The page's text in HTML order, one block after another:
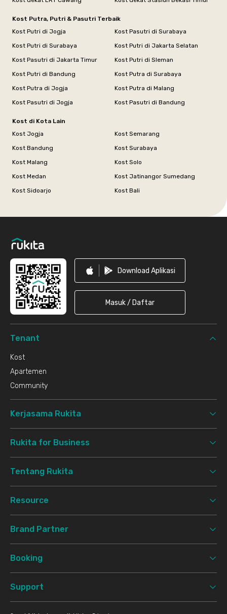
Kost Putra, Putri & Pasutri Terbaik
Kost Putri di Jogja
Kost Pasutri di Surabaya
Kost Putri di Surabaya
Kost Putri di Jakarta Selatan
Kost Pasutri di Jakarta Timur
Kost Putri di Sleman
Kost Putri di Bandung
Kost Putra di Surabaya
Kost Putra di Jogja
Kost Putra di Malang
Kost Pasutri di Jogja
Kost Pasutri di Bandung
Kost di Kota Lain
Kost Jogja
Kost Semarang
Kost Bandung
Kost Surabaya
Kost Malang
Kost Solo
Kost Medan
Kost Jatinangor Sumedang
Kost Sidoarjo
Kost Bali
Download Aplikasi
Masuk / Daftar
Tenant
Kost
Apartemen
Community
Kerjasama Rukita
Rukita for Business
Tentang Rukita
Resource
Brand Partner
Booking
Support